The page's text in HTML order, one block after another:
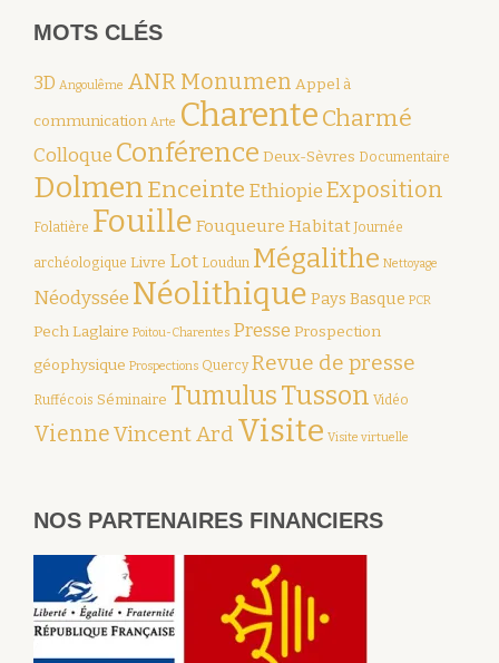
MOTS CLÉS
3D Angoulême ANR Monumen Appel à
communication Arte CharenteCharmé
Colloque Conférence Deux-Sèvres Documentaire
Dolmen Enceinte Ethiopie Exposition
Folatière Fouille Fouqueure Habitat Journée
archéologique Livre Lot Loudun Mégalithe Nettoyage
Néodyssée Néolithique Pays Basque PCR
Pech Laglaire Poitou-Charentes Presse Prospection
géophysique Prospections Quercy Revue de presse
Ruffécois Séminaire TumulusTusson Vidéo
VienneVincent Ard Visite Visite virtuelle
NOS PARTENAIRES FINANCIERS